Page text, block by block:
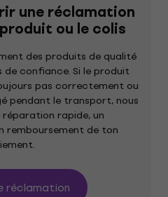
une réclamation
ou le colis
des produits de qualité
confiance. Si le produit
pas correctement ou
pendant le transport, nous
rapide, un
remboursement de ton
réclamation